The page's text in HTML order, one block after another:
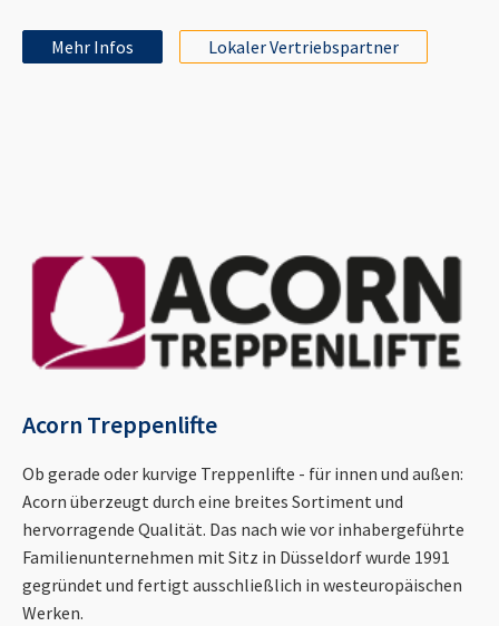
Mehr Infos Lokaler Vertriebspartner
Acorn Treppenlifte
Ob gerade oder kurvige Treppenlifte - für innen und außen:
Acorn überzeugt durch eine breites Sortiment und
hervorragende Qualität. Das nach wie vor inhabergeführte
Familienunternehmen mit Sitz in Düsseldorf wurde 1991
gegründet und fertigt ausschließlich in westeuropäischen
Werken.